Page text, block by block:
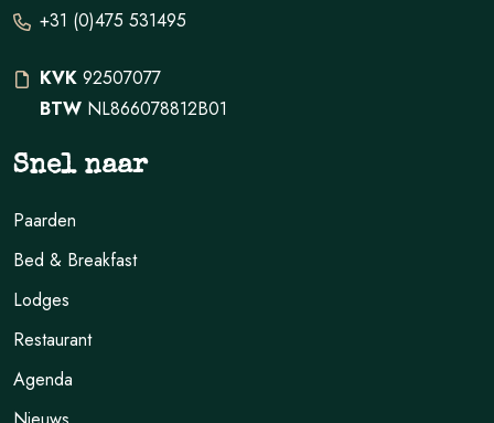
+31 (0)475 531495
KVK 92507077
BTW NL866078812B01
Snel naar
Paarden
Bed & Breakfast
Lodges
Restaurant
Agenda